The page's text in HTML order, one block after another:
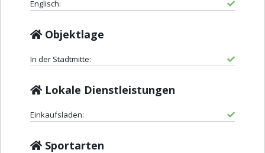
Englisch:
Objektlage
In der Stadtmitte:
Lokale Dienstleistungen
Einkaufsladen:
Sportarten